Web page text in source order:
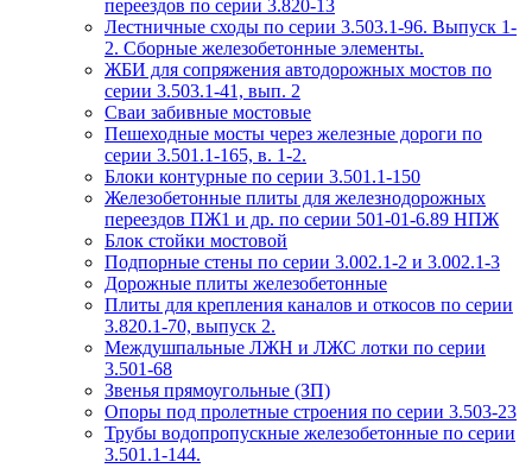
переездов по серии 3.820-13
Лестничные сходы по серии 3.503.1-96. Выпуск 1-
2. Сборные железобетонные элементы.
ЖБИ для сопряжения автодорожных мостов по
серии 3.503.1-41, вып. 2
Сваи забивные мостовые
Пешеходные мосты через железные дороги по
серии 3.501.1-165, в. 1-2.
Блоки контурные по серии 3.501.1-150
Железобетонные плиты для железнодорожных
переездов ПЖ1 и др. по серии 501-01-6.89 НПЖ
Блок стойки мостовой
Подпорные стены по серии 3.002.1-2 и 3.002.1-3
Дорожные плиты железобетонные
Плиты для крепления каналов и откосов по серии
3.820.1-70, выпуск 2.
Междушпальные ЛЖН и ЛЖС лотки по серии
3.501-68
Звенья прямоугольные (ЗП)
Опоры под пролетные строения по серии 3.503-23
Трубы водопропускные железобетонные по серии
3.501.1-144.